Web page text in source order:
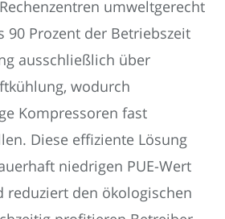
umweltgerecht
90 Prozent der Betriebszeit
ausschließlich über
wodurch
Kompressoren fast
Diese effiziente Lösung
niedrigen PUE-Wert
reduziert den ökologischen